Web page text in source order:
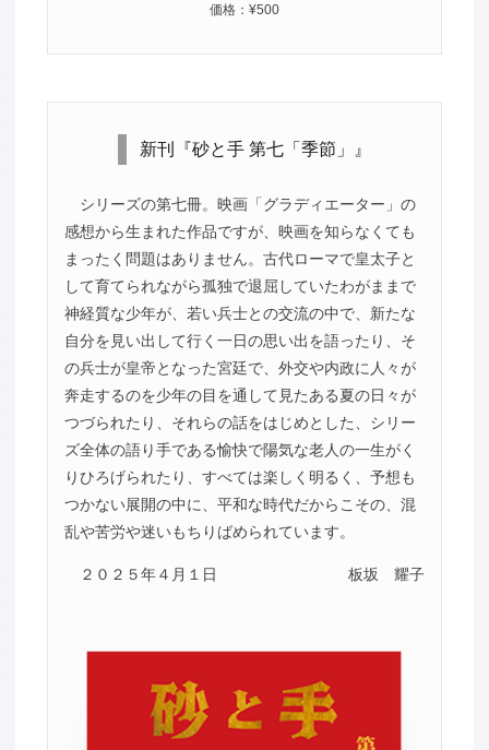
価格：¥500
新刊『砂と手 第七「季節」』
シリーズの第七冊。映画「グラディエーター」の
感想から生まれた作品ですが、映画を知らなくても
まったく問題はありません。古代ローマで皇太子と
して育てられながら孤独で退屈していたわがままで
神経質な少年が、若い兵士との交流の中で、新たな
自分を見い出して行く一日の思い出を語ったり、そ
の兵士が皇帝となった宮廷で、外交や内政に人々が
奔走するのを少年の目を通して見たある夏の日々が
つづられたり、それらの話をはじめとした、シリー
ズ全体の語り手である愉快で陽気な老人の一生がく
りひろげられたり、すべては楽しく明るく、予想も
つかない展開の中に、平和な時代だからこその、混
乱や苦労や迷いもちりばめられています。
２０２５年４月１日 板坂 耀子